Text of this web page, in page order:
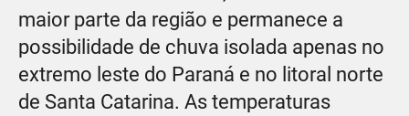
maior parte da região e permanece a
possibilidade de chuva isolada apenas no
extremo leste do Paraná e no litoral norte
de Santa Catarina. As temperaturas